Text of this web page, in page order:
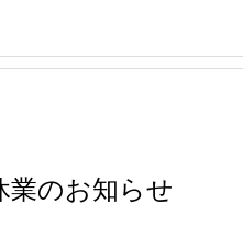
業のお知らせ